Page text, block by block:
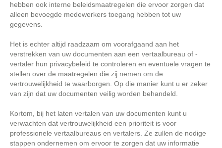
hebben ook interne beleidsmaatregelen die ervoor zorgen dat
alleen bevoegde medewerkers toegang hebben tot uw
gegevens.
Het is echter altijd raadzaam om voorafgaand aan het
verstrekken van uw documenten aan een vertaalbureau of -
vertaler hun privacybeleid te controleren en eventuele vragen te
stellen over de maatregelen die zij nemen om de
vertrouwelijkheid te waarborgen. Op die manier kunt u er zeker
van zijn dat uw documenten veilig worden behandeld.
Kortom, bij het laten vertalen van uw documenten kunt u
verwachten dat vertrouwelijkheid een prioriteit is voor
professionele vertaalbureaus en vertalers. Ze zullen de nodige
stappen ondernemen om ervoor te zorgen dat uw informatie